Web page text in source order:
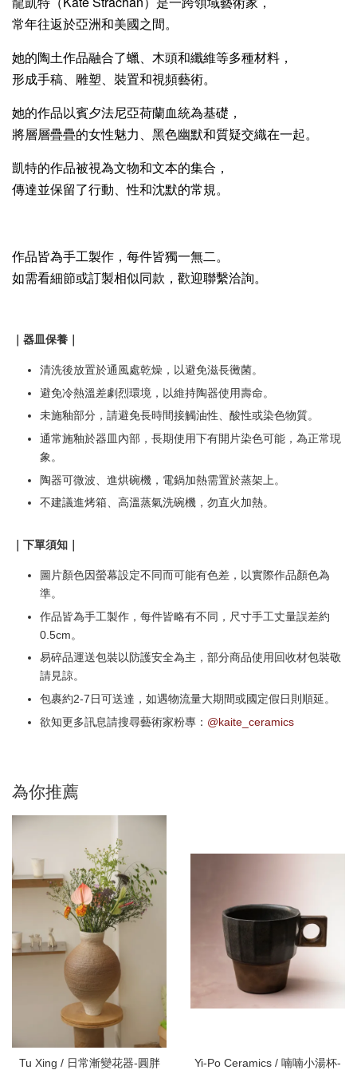
常年往返於亞洲和美國之間。
她的陶土作品融合了蠟、木頭和纖維等多種材料，
形成手稿、雕塑、裝置和視頻藝術。
她的作品以賓夕法尼亞荷蘭血統為基礎，
將層層疊疊的女性魅力、黑色幽默和質疑交織在一起。
凱特的作品被視為文物和文本的集合，
傳達並保留了行動、性和沈默的常規。
作品皆為手工製作，每件皆獨一無二。
如需看細節或訂製相似同款，歡迎聯繫洽詢。
｜器皿保養｜
清洗後放置於通風處乾燥，以避免滋長黴菌。
避免冷熱溫差劇烈環境，以維持陶器使用壽命。
未施釉部分，請避免長時間接觸油性、酸性或染色物質。
通常施釉於器皿內部，長期使用下有開片染色可能，為正常現
象。
陶器可微波、進烘碗機，電鍋加熱需置於蒸架上。
不建議進烤箱、高溫蒸氣洗碗機，勿直火加熱。
｜下單須知｜
圖片顏色因螢幕設定不同而可能有色差，以實際作品顏色為
準。
作品皆為手工製作，每件皆略有不同，尺寸手工丈量誤差約
0.5cm。
易碎品運送包裝以防護安全為主，部分商品使用回收材包裝敬
請見諒。
包裹約2-7日可送達，如遇物流量大期間或國定假日則順延。
欲知更多訊息請搜尋藝術家粉專： @kaite_ceramics
為你推薦
Tu Xing / 日常漸變花器-圓胖
Yi-Po Ceramics / 喃喃小湯杯-